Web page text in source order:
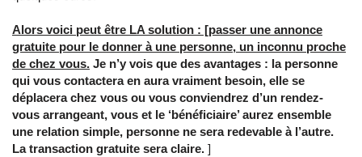
Alors voici peut être LA solution : [passer une annonce
gratuite pour le donner à une personne, un inconnu proche
de chez vous. Je n’y vois que des avantages : la personne
qui vous contactera en aura vraiment besoin, elle se
déplacera chez vous ou vous conviendrez d’un rendez-
vous arrangeant, vous et le ‘bénéficiaire’ aurez ensemble
une relation simple, personne ne sera redevable à l’autre.
La transaction gratuite sera claire. ]